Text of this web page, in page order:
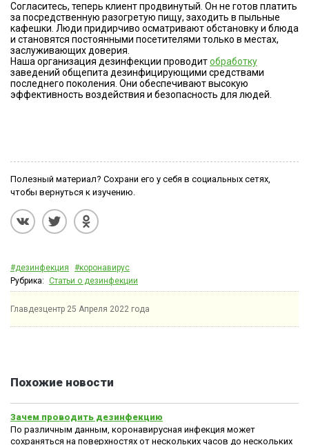
Согласитесь, теперь клиент продвинутый. Он не готов платить
за посредственную разогретую пищу, заходить в пыльные
кафешки. Люди придирчиво осматривают обстановку и блюда
и становятся постоянными посетителями только в местах,
заслуживающих доверия.
Наша организация дезинфекции проводитобработку
заведений общепита дезинфицирующими средствами
последнего поколения. Они обеспечивают высокую
эффективность воздействия и безопасность для людей.
Полезный материал? Сохрани его у себя в социальных сетях,
чтобы вернуться к изучению.
#дезинфекция
#коронавирус
Рубрика: Статьи о дезинфекции
Главдезцентр 25 Апреля 2022 года
Похожие новости
Зачем проводить дезинфекцию
По различным данным, коронавирусная инфекция может
сохраняться на поверхностях от нескольких часов до нескольких